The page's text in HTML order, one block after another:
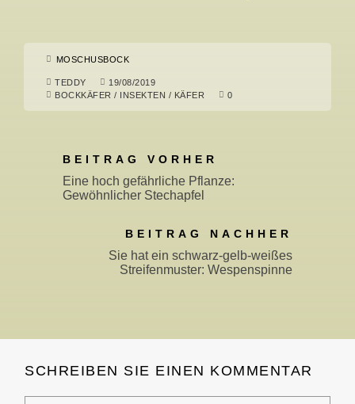
MOSCHUSBOCK
TEDDY
19/08/2019
BOCKKÄFER / INSEKTEN / KÄFER 0
BEITRAG VORHER
Eine hoch gefährliche Pflanze:
Gewöhnlicher Stechapfel
BEITRAG NACHHER
Sie hat ein schwarz-gelb-weißes
Streifenmuster: Wespenspinne
SCHREIBEN SIE EINEN KOMMENTAR